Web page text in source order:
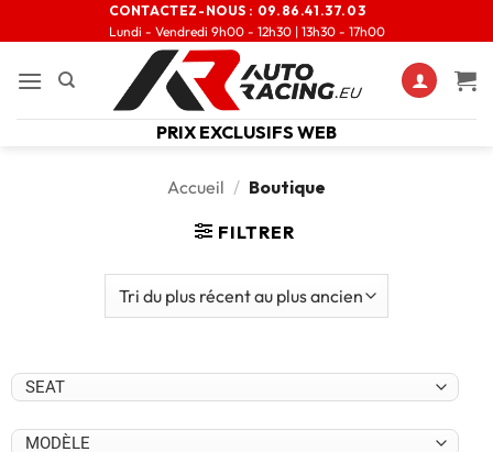
CONTACTEZ-NOUS : 09.86.41.37.03
Lundi - Vendredi 9h00 - 12h30 | 13h30 - 17h00
PRIX EXCLUSIFS WEB
Accueil / Boutique
FILTRER